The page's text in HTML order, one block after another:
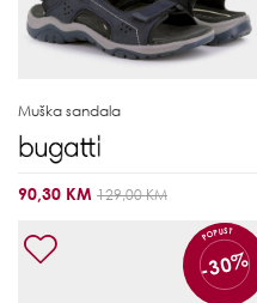
Muška sandala
90,30 KM 129,00 KM
POPUST
-30%